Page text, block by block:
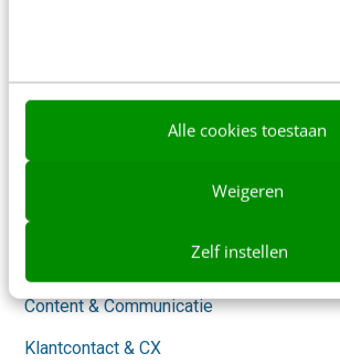
Alle cookies toestaan
Weigeren
Zelf instellen
Ons team
Whitepapers
Blog
Content & Communicatie
Klantcontact & CX